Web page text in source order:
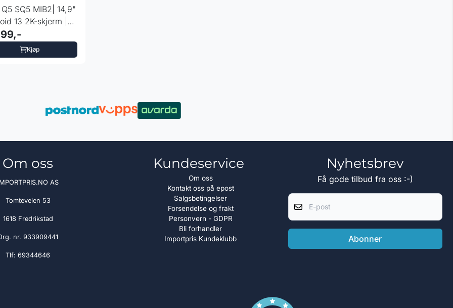
SQ5 MIB2| 14,9"
13 2K-skjerm |
Kjøp
Om oss
AS
Tomteveien 53
1618 Fredrikstad
nr. 933909441
Tlf:69344646
Kundeservice
Om oss
Kontakt oss på epost
Salgsbetingelser
Forsendelse og frakt
Personvern - GDPR
Bli forhandler
Importpris Kundeklubb
Nyhetsbrev
Få gode tilbud fra oss :-)
Abonner